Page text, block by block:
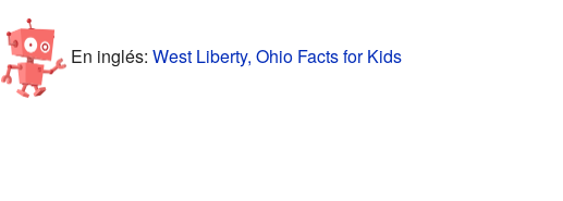
En inglés: West Liberty, Ohio Facts for Kids